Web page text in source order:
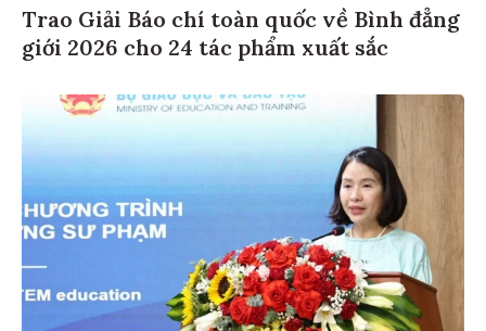
Trao Giải Báo chí toàn quốc về Bình đẳng
giới 2026 cho 24 tác phẩm xuất sắc